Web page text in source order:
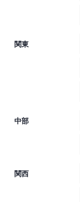
関東
中部
関西